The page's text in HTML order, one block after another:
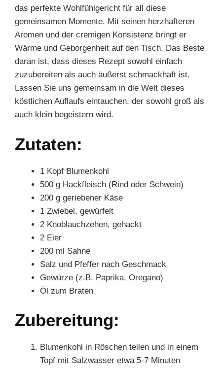
das perfekte Wohlfühlgericht für all diese
gemeinsamen Momente. Mit seinen herzhafteren
Aromen und der cremigen Konsistenz bringt er
Wärme und Geborgenheit auf den Tisch. Das Beste
daran ist, dass dieses Rezept sowohl einfach
zuzubereiten als auch äußerst schmackhaft ist.
Lassen Sie uns gemeinsam in die Welt dieses
köstlichen Auflaufs eintauchen, der sowohl groß als
auch klein begeistern wird.
Zutaten:
1 Kopf Blumenkohl
500 g Hackfleisch (Rind oder Schwein)
200 g geriebener Käse
1 Zwiebel, gewürfelt
2 Knoblauchzehen, gehackt
2 Eier
200 ml Sahne
Salz und Pfeffer nach Geschmack
Gewürze (z.B. Paprika, Oregano)
Öl zum Braten
Zubereitung:
Blumenkohl in Röschen teilen und in einem
Topf mit Salzwasser etwa 5-7 Minuten